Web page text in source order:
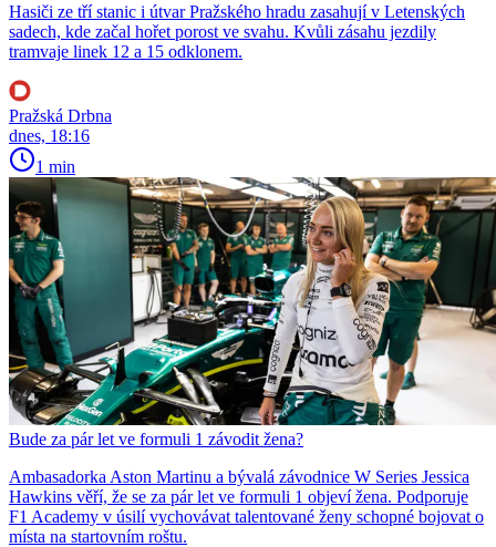
Hasiči ze tří stanic i útvar Pražského hradu zasahují v Letenských
sadech, kde začal hořet porost ve svahu. Kvůli zásahu jezdily
tramvaje linek 12 a 15 odklonem.
Pražská Drbna
dnes, 18:16
1 min
Bude za pár let ve formuli 1 závodit žena?
Ambasadorka Aston Martinu a bývalá závodnice W Series Jessica
Hawkins věří, že se za pár let ve formuli 1 objeví žena. Podporuje
F1 Academy v úsilí vychovávat talentované ženy schopné bojovat o
místa na startovním roštu.